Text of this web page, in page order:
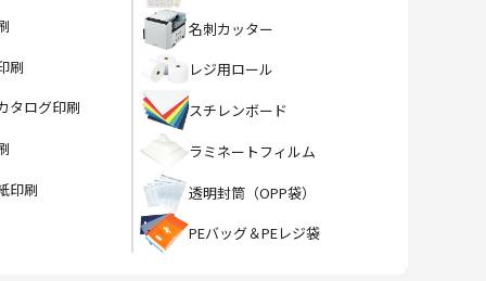
刷
タログ印刷
印刷
名刺カッター
レジ用ロール
スチレンボード
ラミネートフィルム
透明封筒（OPP袋）
PEバッグ＆PEレジ袋